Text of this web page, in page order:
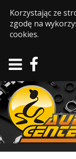
Korzystając ze
zgodę na
cookies.